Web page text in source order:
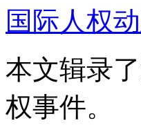
国际人权
本文辑录
权事件。